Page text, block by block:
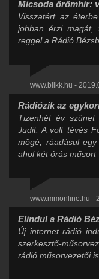
Micsoda örömhír:
Visszatért az
jobban érzi magát,
reggel a Rádió
www.blikk.hu -
Rádiózik az
Tizenhét év
Judit. A volt tévés
mögé, ráadásul
ahol két órás műsort
www.mmonline.hu -
Elindul a Rádió
Új internet rádió
szerkesztő-
rádió műsorvezetői is.